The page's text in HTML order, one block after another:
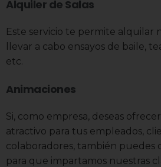
Alquiler de Salas
Este servicio te permite alquilar
llevar a cabo ensayos de baile,
etc.
Animaciones
Si, como empresa, deseas
atractivo para tus empleados,
colaboradores, también puedes
para que impartamos nuestras